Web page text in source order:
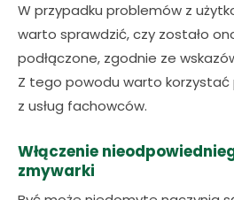
W przypadku problemów z
warto sprawdzić, czy zostało
podłączone, zgodnie ze
Z tego powodu warto korzystać
z usług fachowców.
Włączenie
zmywarki